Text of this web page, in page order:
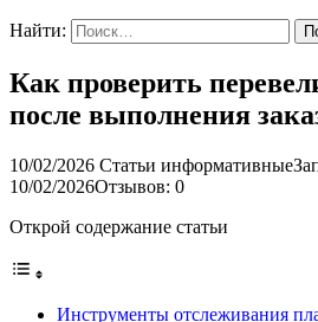
Найти:
Как проверить
после выполнения
10/02/2026 Статьи информативные
10/02/2026Отзывов: 0
Открой содержание статьи
Инструменты отслеживания